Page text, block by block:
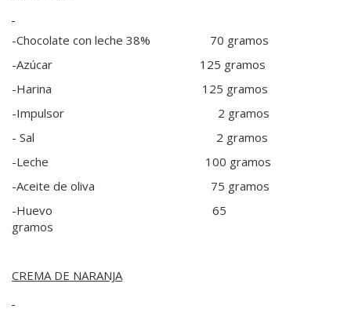
-Chocolate con leche 38% 70 gramos
-Azúcar 125 gramos
-Harina 125 gramos
-Impulsor 2 gramos
- Sal 2 gramos
-Leche 100 gramos
-Aceite de oliva 75 gramos
-Huevo 65
gramos
CREMA DE NARANJA